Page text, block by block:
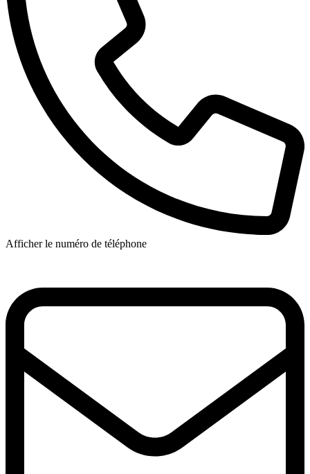
Afficher le numéro de téléphone